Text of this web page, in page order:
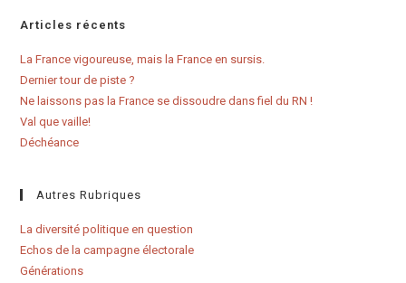
Articles récents
La France vigoureuse, mais la France en sursis.
Dernier tour de piste ?
Ne laissons pas la France se dissoudre dans fiel du RN !
Val que vaille!
Déchéance
Autres Rubriques
La diversité politique en question
Echos de la campagne électorale
Générations